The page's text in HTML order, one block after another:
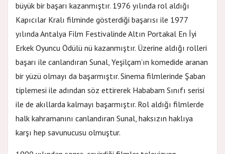
büyük bir başarı kazanmıştır. 1976 yılında rol aldığı
Kapıcılar Kralı filminde gösterdiği başarısı ile 1977
yılında Antalya Film Festivalinde Altın Portakal En İyi
Erkek Oyuncu Ödülü nü kazanmıştır. Üzerine aldığı rolleri
başarı ile canlandıran Sunal, Yeşilçam’ın komedide aranan
bir yüzü olmayı da başarmıştır. Sinema filmlerinde Şaban
tiplemesi ile adından söz ettirerek Hababam Sınıfı serisi
ile de akıllarda kalmayı başarmıştır. Rol aldığı filmlerde
halk kahramanını canlandıran Sunal, haksızın haklıya
karşı hep savunucusu olmuştur.